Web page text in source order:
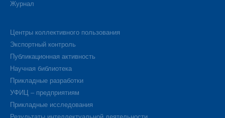
Журнал
Центры коллективного пользования
Экспортный контроль
Публикационная активность
Научная библиотека
Прикладные разработки
УФИЦ – предприятиям
Прикладные исследования